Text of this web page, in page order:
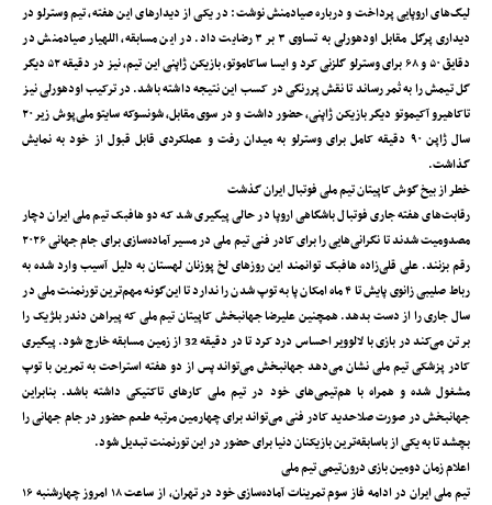
لیگ‌های اروپایی پرداخت و درباره صیادمنش نوشت: در یکی از دیدارهای این هفته، تیم وسترلو در
دیداری پرگل مقابل اودهورلی به تساوی ۳ بر ۳ رضایت داد. در این مسابقه، اللهیار صیادمنش در
دقایق ۵۰ و ۶۸ برای وسترلو گلزنی کرد و ایسا ساکاموتو، بازیکن ژاپنی این تیم، نیز در دقیقه ۵۲ دیگر
گل تیمش را به ثمر رساند تا نقش پررنگی در کسب این نتیجه داشته باشد. در ترکیب اودهورلی نیز
تاکاهیرو آکیموتو دیگر بازیکن ژاپنی، حضور داشت و در سوی مقابل، شونسوکه سایتو ملی‌پوش زیر ۲۰
سال ژاپن ۹۰ دقیقه کامل برای وسترلو به میدان رفت و عملکردی قابل قبول از خود به نمایش
گذاشت.
خطر از بیخ گوش کاپیتان تیم ملی فوتبال ایران گذشت
رقابت‌های هفته جاری فوتبال باشگاهی اروپا در حالی پیگیری شد که دو‌ هافبک تیم ملی ایران دچار
مصدومیت شدند تا نگرانی‌هایی را برای کادر فنی تیم ملی در مسیر آماده‌سازی برای جام جهانی ۲۰۲۶
رقم بزنند. علی قلی‌زاده ‌هافبک توانمند این روزهای لخ پوزنان لهستان به دلیل آسیب وارد شده به
رباط صلیبی زانوی پایش تا ۴ ماه امکان پا به توپ شدن را ندارد تا این‌گونه مهم‌ترین تورنمنت ملی در
سال جاری را از دست بدهد. همچنین علیرضا جهانبخش کاپیتان تیم ملی که پیراهن دندر بلژیک را
بر تن می‌کند در بازی با لالوویر احساس درد کرد تا در دقیقه 32 از زمین مسابقه خارج شود. پیگیری
کادر پزشکی تیم ملی نشان می‌دهد جهانبخش می‌تواند پس از دو هفته استراحت به تمرین با توپ
مشغول شده و همراه با هم‌تیمی‌های خود در تیم ملی کارهای تاکتیکی داشته باشد. بنابراین
جهانبخش در صورت صلاحدید کادر فنی می‌تواند برای چهارمین مرتبه طعم حضور در جام جهانی را
بچشد تا به یکی از باسابقه‌ترین بازیکنان دنیا برای حضور در این تورنمنت تبدیل شود.
اعلام زمان دومین بازی درون‌تیمی تیم ملی
تیم ملی ایران در ادامه فاز سوم تمرینات آماده‌سازی خود در تهران، از ساعت ۱۸ امروز چهارشنبه ۱۶